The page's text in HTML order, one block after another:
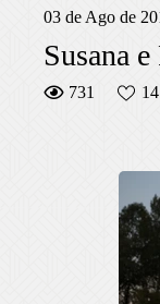
03 de Ago de
Susana
731 14